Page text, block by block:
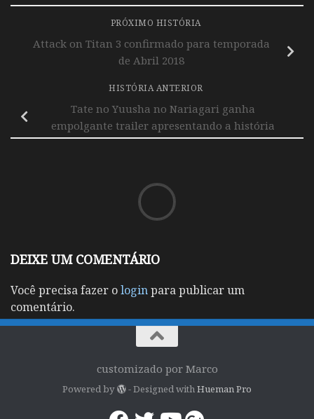
PRÓXIMO HISTÓRIA
Attack on Titan 3 confirmado para temporada
de Abril 2018
HISTÓRIA ANTERIOR
Tate no Yuusha no Nariagari ganha
empolgante trailer apresentando a história
DEIXE UM COMENTÁRIO
Você precisa fazer ologinpara publicar um
comentário.
customizado por Marco
Powered by - Designed with Hueman Pro